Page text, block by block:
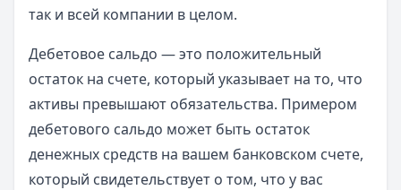
так и всей компании в целом.
Дебетовое сальдо — это положительный
остаток на счете, который указывает на то, что
активы превышают обязательства. Примером
дебетового сальдо может быть остаток
денежных средств на вашем банковском счете,
который свидетельствует о том, что у вас